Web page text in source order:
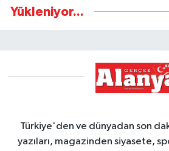
Yükleniyor...
Türkiye'den ve dünyadan son
yazıları, magazinden siyasete,